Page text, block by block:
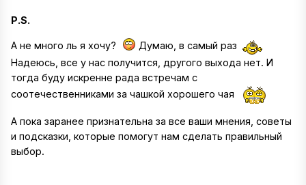
P.S.
А не много ль я хочу?
Думаю, в самый раз
Надеюсь, все у нас получится, другого выхода нет. И
тогда буду искренне рада встречам с
соотечественниками за чашкой хорошего чая
А пока заранее признательна за все ваши мнения, советы
и подсказки, которые помогут нам сделать правильный
выбор.